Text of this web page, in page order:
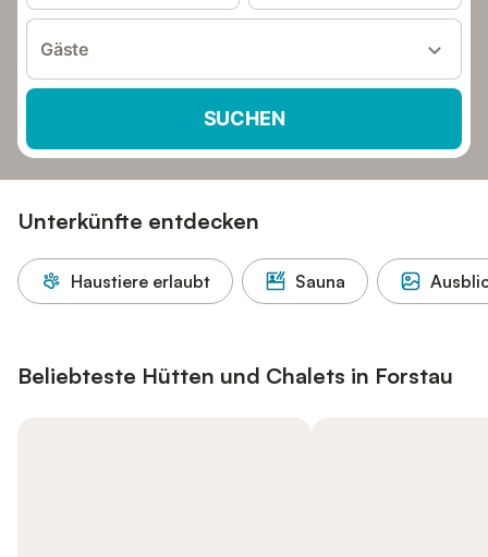
Gäste
SUCHEN
Unterkünfte entdecken
Haustiere erlaubt Sauna
Beliebteste Hütten und Chalets in Forstau